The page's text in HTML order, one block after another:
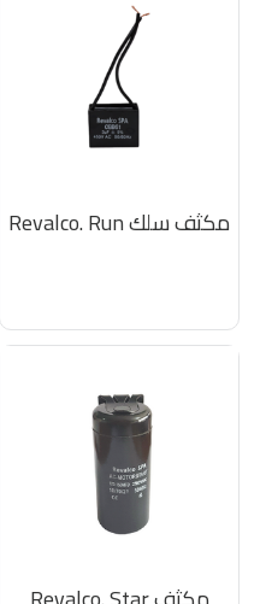
مكثف سلك Revalco. Run